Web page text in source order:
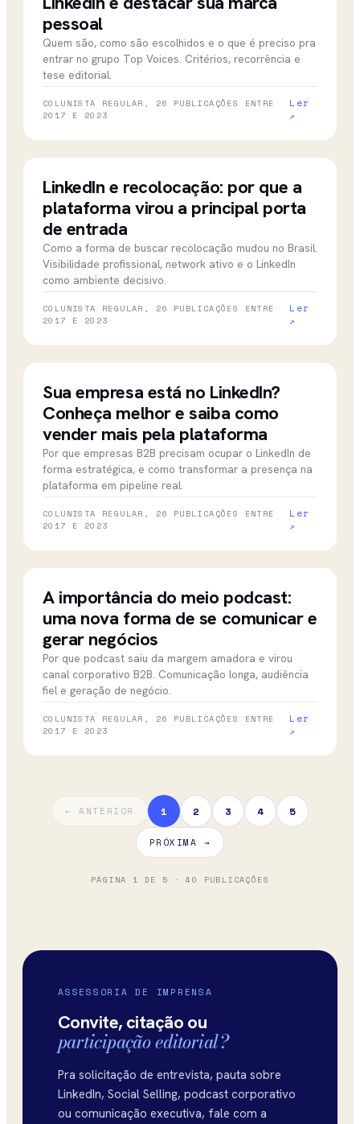
pessoal
Quem são, como são escolhidos e o que é preciso pra
entrar no grupo Top Voices. Critérios, recorrência e
tese editorial.
COLUNISTA REGULAR, 26 PUBLICAÇÕES ENTRE
2017 E 2023
Ler
↗
CBN CAMPINAS
LinkedIn e recolocação: por que a
plataforma virou a principal porta
de entrada
Como a forma de buscar recolocação mudou no Brasil.
Visibilidade profissional, network ativo e o LinkedIn
como ambiente decisivo.
COLUNISTA REGULAR, 26 PUBLICAÇÕES ENTRE
2017 E 2023
Ler
↗
CBN CAMPINAS
Sua empresa está no LinkedIn?
Conheça melhor e saiba como
vender mais pela plataforma
Por que empresas B2B precisam ocupar o LinkedIn de
forma estratégica, e como transformar a presença na
plataforma em pipeline real.
COLUNISTA REGULAR, 26 PUBLICAÇÕES ENTRE
2017 E 2023
Ler
↗
CBN CAMPINAS
A importância do meio podcast:
uma nova forma de se comunicar e
gerar negócios
Por que podcast saiu da margem amadora e virou
canal corporativo B2B. Comunicação longa, audiência
fiel e geração de negócio.
COLUNISTA REGULAR, 26 PUBLICAÇÕES ENTRE
2017 E 2023
Ler
↗
← ANTERIOR 1 2 3 4 5
PRÓXIMA →
PÁGINA 1 DE 5 ·40 PUBLICAÇÕES
ASSESSORIA DE IMPRENSA
Convite, citação ou
participação editorial?
Pra solicitação de entrevista, pauta sobre
LinkedIn, Social Selling, podcast corporativo
ou comunicação executiva, fale com a